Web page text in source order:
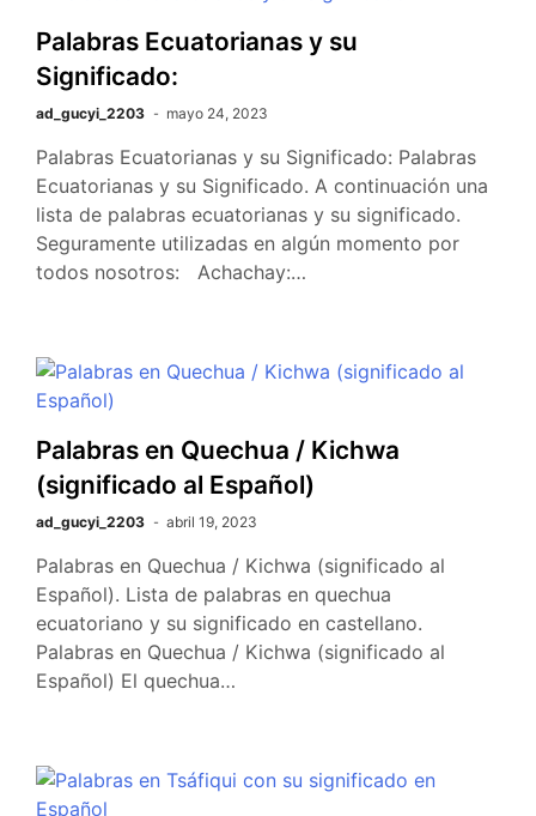
Palabras Ecuatorianas y su
Significado:
ad_gucyi_2203 mayo 24, 2023
Palabras Ecuatorianas y su Significado: Palabras
Ecuatorianas y su Significado. A continuación una
lista de palabras ecuatorianas y su significado.
Seguramente utilizadas en algún momento por
todos nosotros: Achachay:…
Palabras en Quechua / Kichwa
(significado al Español)
ad_gucyi_2203 abril 19, 2023
Palabras en Quechua / Kichwa (significado al
Español). Lista de palabras en quechua
ecuatoriano y su significado en castellano.
Palabras en Quechua / Kichwa (significado al
Español) El quechua…